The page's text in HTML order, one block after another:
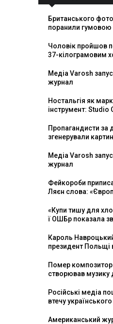
Британського
поранили гумовою
Чоловік пройшов
37-кілограмовим
Медіа Varosh
журнал
Ностальгія як
інструмент: Studio
Пропагандисти за
згенерували
Медіа Varosh
журнал
Фейкороби
Ляєн слова:
«Купи тишу для
ї ОШБр показала
Кароль
президент Польщі
Помер композитор
створював музику
Російські медіа
втечу
Американський